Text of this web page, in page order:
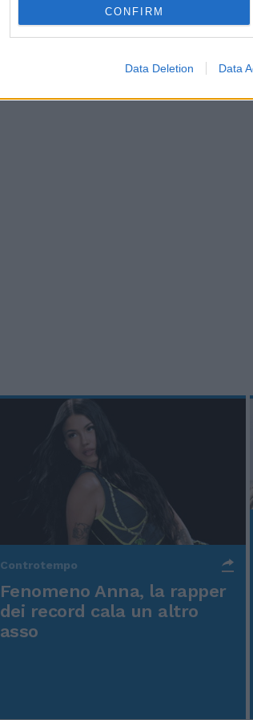
CONFIRM
Data Deletion Data
Controtempo
Fenomeno Anna, la rapper
dei record cala un altro
asso